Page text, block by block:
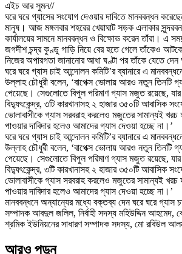
এইচ আর সুমন//
ঘরে ঘরে গ্যাসের সংযোগ দেওয়ার দাবিতে মানববন্ধন
মানুষ। আজ মঙ্গলবার শহরের খেয়াঘাট সড়ক এলাকার
কার্যালয়ের সামনে মানববন্ধন ও বিক্ষোভ করেন তাঁরা। এ
জগদীশ চন্দ্র কুণ্ডু গাড়ি নিয়ে বের হতে গেলে তাঁকেও
নিজের অপারগতা জানানোর আধা ঘণ্টা পর তাঁকে যেতে দেন
ঘরে ঘরে গ্যাস চাই আন্দোলন কমিটি’র ব্যানারে এ
উল্লাহ চৌধুরী বলেন, ‘বাপেক্স ভোলায় আরও নতুন তিনটি
পেয়েছে। সেগুলোতে বিপুল পরিমাণ গ্যাস মজুত রয়েছে, যার
বিদ্যুৎকেন্দ্র, ৩টি কারখানাসহ ২ হাজার ৩৫০টি আবাসিক
ভোলাবাসীকে গ্যাস সরবরাহ করলেও মজুতের সামান্যই
পাওয়ার দাবিদার হলেও আমাদের গ্যাস দেওয়া হচ্ছে না।’
ঘরে ঘরে গ্যাস চাই আন্দোলন কমিটি’র ব্যানারে এ
উল্লাহ চৌধুরী বলেন, ‘বাপেক্স ভোলায় আরও নতুন তিনটি
পেয়েছে। সেগুলোতে বিপুল পরিমাণ গ্যাস মজুত রয়েছে, যার
বিদ্যুৎকেন্দ্র, ৩টি কারখানাসহ ২ হাজার ৩৫০টি আবাসিক
ভোলাবাসীকে গ্যাস সরবরাহ করলেও মজুতের সামান্যই
পাওয়ার দাবিদার হলেও আমাদের গ্যাস দেওয়া হচ্ছে না।’
মানববন্ধনে অন্যান্যের মধ্যে বক্তব্য দেন ঘরে ঘরে গ্যাস
সম্পাদক আবদুল জলিল, নির্বাহী সদস্য মহিউদ্দিন আহমেদ,
শ্রমিক ইউনিয়নের সাধারণ সম্পাদক সদস্য, মো রবিউল
আরও পড়ুন